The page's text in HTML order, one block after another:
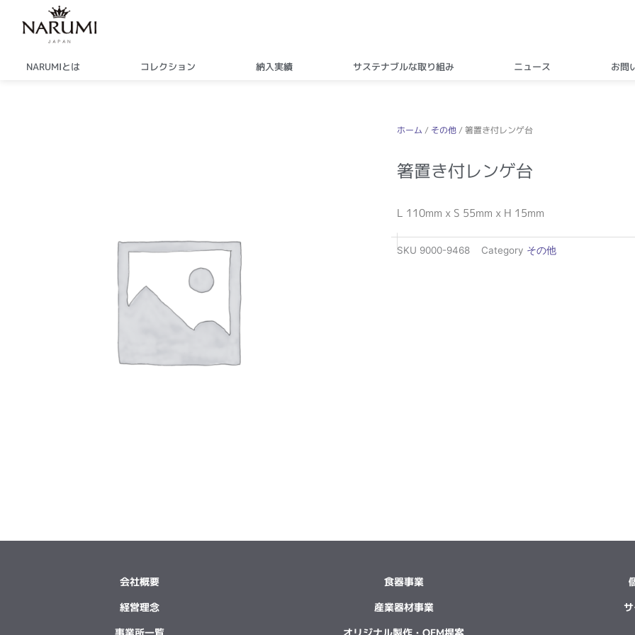
NARUMIとは コレクション 納入実績 サステナブルな取り組み ニュース お問
ホーム / その他 / 箸置き付レンゲ台
箸置き付レンゲ台
L 110mm x S 55mm x H 15mm
SKU 9000-9468 Category その他
会社概要
経営理念
事業所一覧
食器事業
産業器材事業
オリジナル製作・OEM提案